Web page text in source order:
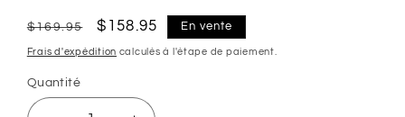
Prix
habituel
$169.95
Prix
promotionnel
$158.95 En vente
Frais d'expédition calculés à l'étape de paiement.
Quantité